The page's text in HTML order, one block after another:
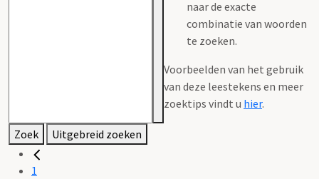
naar de exacte
combinatie van woorden
te zoeken.
Voorbeelden van het gebruik
van deze leestekens en meer
zoektips vindt u hier.
Zoek Uitgebreid zoeken
1